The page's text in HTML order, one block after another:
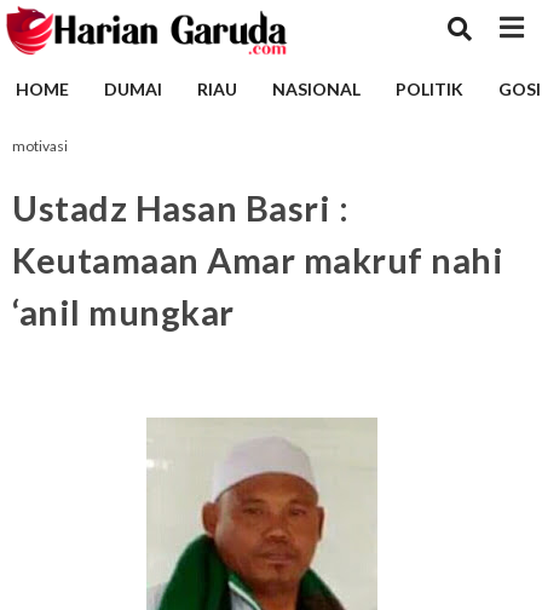
HOME DUMAI RIAU NASIONAL POLITIK
motivasi
Ustadz Hasan Basri :
Keutamaan Amar makruf nahi
‘anil mungkar